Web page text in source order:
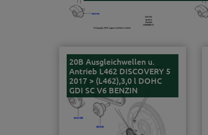
20B Ausgleichwellen u.
Antrieb L462 DISCOVERY 5
2017 > (L462),3,0 l DOHC
GDI SC V6 BENZIN